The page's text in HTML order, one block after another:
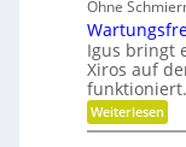
i
m
V
e
r
g
v
e
r
m
e
i
i
l
i
t
ä
t
t
e
n
z
i
a
l
e
Ohne
Igus bringt
Xiros auf
funktioniert.
Weiterlesen:
W